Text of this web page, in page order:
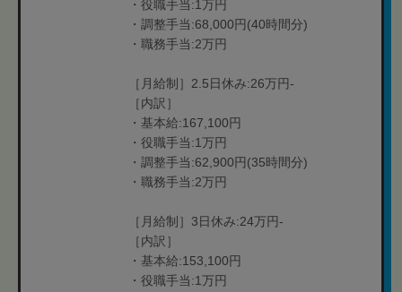
・役職手当:1万円
・調整手当:68,000円(40時間分)
・職務手当:2万円
［月給制］2.5日休み:26万円-
［内訳］
・基本給:167,100円
・役職手当:1万円
・調整手当:62,900円(35時間分)
・職務手当:2万円
［月給制］3日休み:24万円-
［内訳］
・基本給:153,100円
・役職手当:1万円